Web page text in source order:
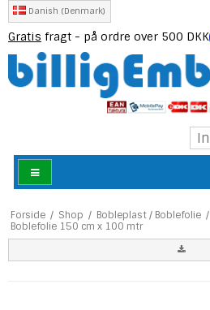
Danish (Denmark)
Gratis fragt - på ordre over 500 DKK
Forside / Shop / Bobleplast / Boblefolie /
Boblefolie 150 cm x 100 mtr